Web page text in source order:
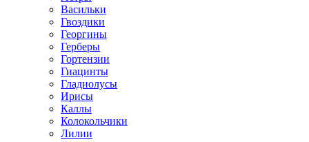
Васильки
Гвоздики
Георгины
Герберы
Гортензии
Гиацинты
Гладиолусы
Ирисы
Каллы
Колокольчики
Лилии